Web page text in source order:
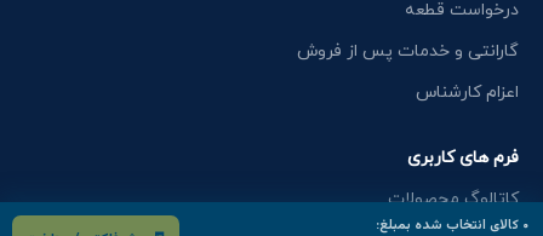
۰ کالای انتخاب شده بمبلغ:
درخواست قطعه
گارانتی و خدمات پس از فروش
اعزام کارشناس
فرم های کاربری
کاتالوگ محصولات